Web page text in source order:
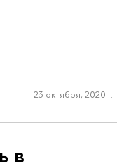
23 октября, 2020 г.
в